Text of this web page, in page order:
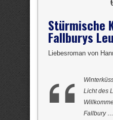
Stürmische
Fallburys
Liebesroman von
Licht des
Fallbury …